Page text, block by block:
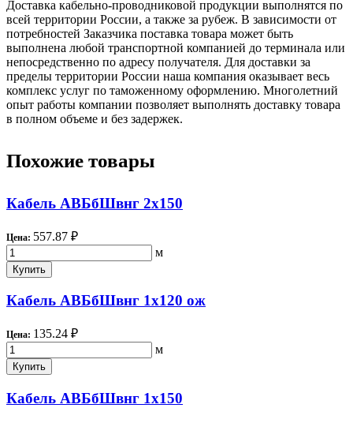
Доставка кабельно-проводниковой продукции выполнятся по
всей территории России, а также за рубеж. В зависимости от
потребностей Заказчика поставка товара может быть
выполнена любой транспортной компанией до терминала или
непосредственно по адресу получателя. Для доставки за
пределы территории России наша компания оказывает весь
комплекс услуг по таможенному оформлению. Многолетний
опыт работы компании позволяет выполнять доставку товара
в полном объеме и без задержек.
Похожие товары
Кабель АВБбШвнг 2х150
Цена: 557.87 ₽
м
Купить
Кабель АВБбШвнг 1х120 ож
Цена: 135.24 ₽
м
Купить
Кабель АВБбШвнг 1х150